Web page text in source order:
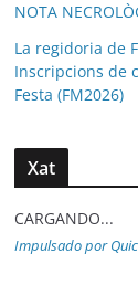
NOTA
La regidoria de
Inscripcions de
Festa (FM2026)
Xat
CARGANDO...
Impulsado por